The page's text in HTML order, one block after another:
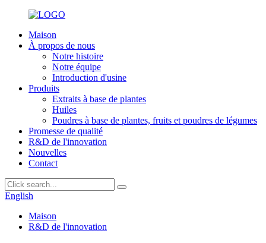
Maison
À propos de nous
Notre histoire
Notre équipe
Introduction d'usine
Produits
Extraits à base de plantes
Huiles
Poudres à base de plantes, fruits et poudres de légumes
Promesse de qualité
R&D de l'innovation
Nouvelles
Contact
English
Maison
R&D de l'innovation